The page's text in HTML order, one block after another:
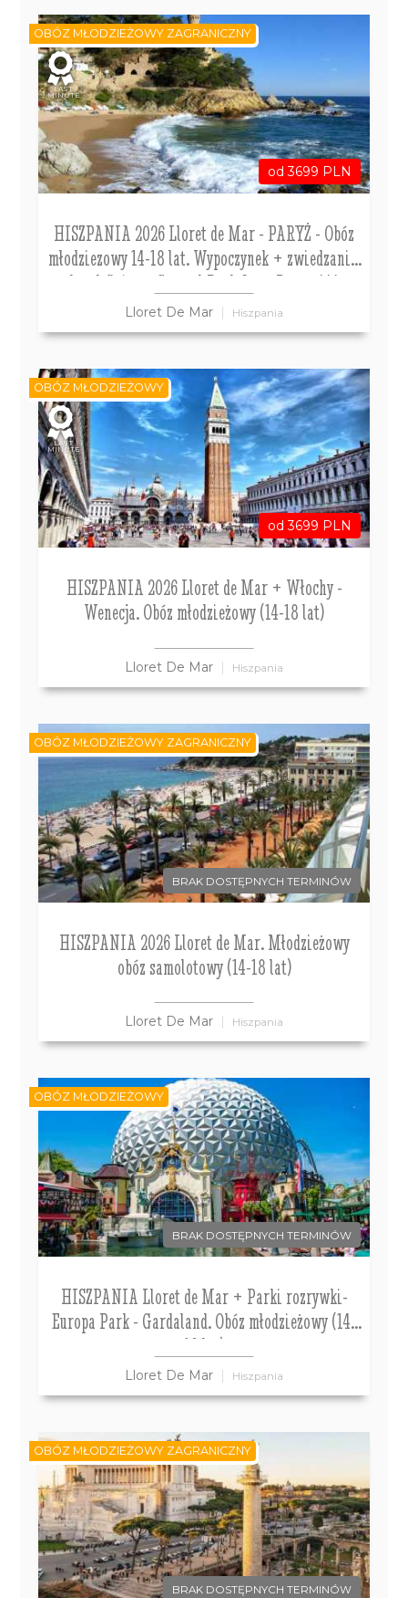
od 3699 PLN
HISZPANIA 2026 Lloret de Mar - PARYŻ - Obóz
młodziezowy 14-18 lat. Wypoczynek + zwiedzanie.
hotel Guitart Central Park Aqua Resort***
Lloret De Mar Hiszpania
OBÓZ MŁODZIEŻOWY ZAGRANICZNY
LAST
MINUTE
od 3699 PLN
HISZPANIA 2026 Lloret de Mar + Włochy -
Wenecja. Obóz młodzieżowy (14-18 lat)
Lloret De Mar Hiszpania
OBÓZ MŁODZIEŻOWY
LAST
MINUTE
BRAK DOSTĘPNYCH TERMINÓW
HISZPANIA 2026 Lloret de Mar. Młodzieżowy
obóz samolotowy (14-18 lat)
Lloret De Mar Hiszpania
OBÓZ MŁODZIEŻOWY ZAGRANICZNY
BRAK DOSTĘPNYCH TERMINÓW
HISZPANIA Lloret de Mar + Parki rozrywki-
Europa Park - Gardaland. Obóz młodzieżowy (14-
18 lat)
Lloret De Mar Hiszpania
OBÓZ MŁODZIEŻOWY
BRAK DOSTĘPNYCH TERMINÓW
OBÓZ MŁODZIEŻOWY ZAGRANICZNY